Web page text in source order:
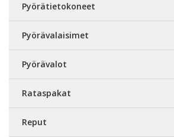
Pyörätietokoneet
Pyörävalaisimet
Pyörävalot
Rataspakat
Reput